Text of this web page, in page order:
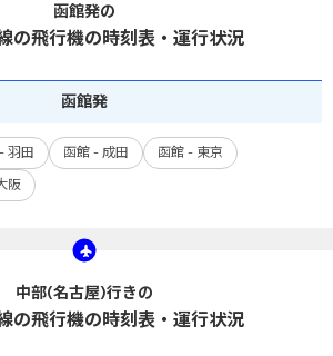
函館発の
の飛行機の時刻表・運行状況
函館発
羽田 函館 - 成田 函館 - 東京
阪
中部(名古屋)行きの
の飛行機の時刻表・運行状況